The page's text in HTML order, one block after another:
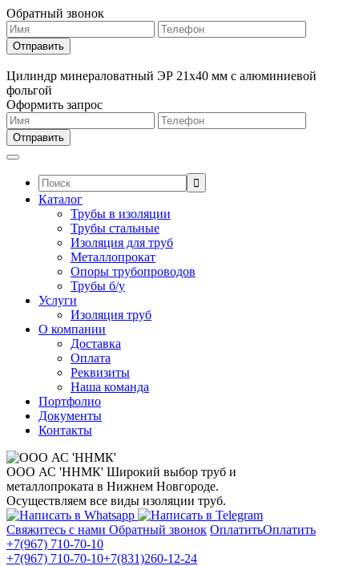
Обратный звонок
Цилиндр минераловатный ЭР 21х40 мм с алюминиевой
фольгой
Оформить запрос
Поиск:
Каталог
Трубы в изоляции
Трубы стальные
Изоляция для труб
Металлопрокат
Опоры трубопроводов
Трубы б/у
Услуги
Изоляция труб
О компании
Доставка
Оплата
Реквизиты
Наша команда
Портфолио
Документы
Контакты
ООО АС 'ННМК' Широкий выбор труб и
металлопроката в Нижнем Новгороде.
Осуществляем все виды изоляции труб.
Свяжитесь с нами Обратный звонок ОплатитьОплатить
+7(967) 710-70-10
+7(967) 710-70-10+7(831)260-12-24